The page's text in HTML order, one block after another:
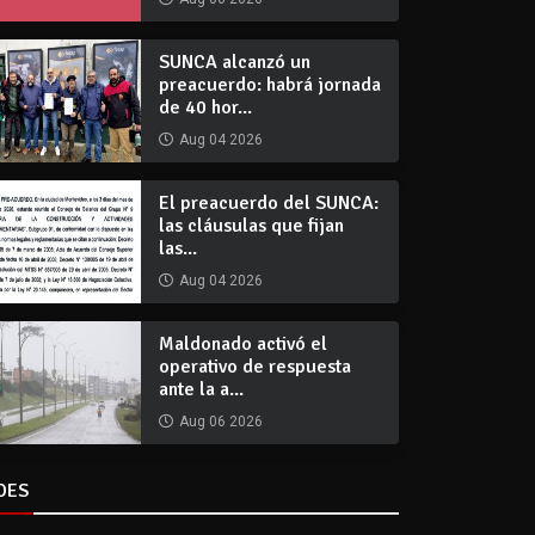
SUNCA alcanzó un
preacuerdo: habrá jornada
de 40 hor...
Aug 04 2026
El preacuerdo del SUNCA:
las cláusulas que fijan
las...
Aug 04 2026
Maldonado activó el
operativo de respuesta
ante la a...
Aug 06 2026